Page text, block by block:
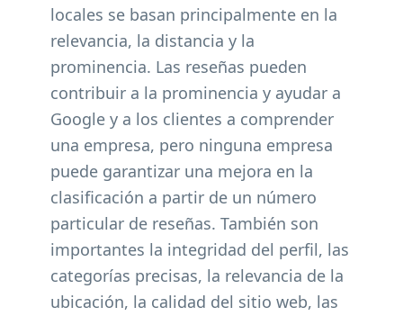
locales se basan principalmente en la
relevancia, la distancia y la
prominencia. Las reseñas pueden
contribuir a la prominencia y ayudar a
Google y a los clientes a comprender
una empresa, pero ninguna empresa
puede garantizar una mejora en la
clasificación a partir de un número
particular de reseñas. También son
importantes la integridad del perfil, las
categorías precisas, la relevancia de la
ubicación, la calidad del sitio web, las